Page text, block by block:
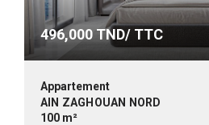
496,000TND/ TTC
Appartement
AIN ZAGHOUAN NORD
100 m²